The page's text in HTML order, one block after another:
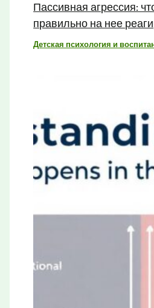
Пассивная агрессия:
правильно на нее
Детская психология и